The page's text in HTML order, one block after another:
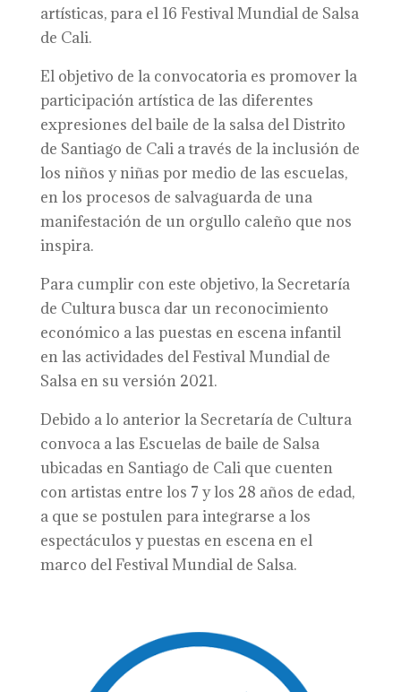
artísticas, para el 16 Festival Mundial de Salsa
de Cali.
El objetivo de la convocatoria es promover la
participación artística de las diferentes
expresiones del baile de la salsa del Distrito
de Santiago de Cali a través de la inclusión de
los niños y niñas por medio de las escuelas,
en los procesos de salvaguarda de una
manifestación de un orgullo caleño que nos
inspira.
Para cumplir con este objetivo, la Secretaría
de Cultura busca dar un reconocimiento
económico a las puestas en escena infantil
en las actividades del Festival Mundial de
Salsa en su versión 2021.
Debido a lo anterior la Secretaría de Cultura
convoca a las Escuelas de baile de Salsa
ubicadas en Santiago de Cali que cuenten
con artistas entre los 7 y los 28 años de edad,
a que se postulen para integrarse a los
espectáculos y puestas en escena en el
marco del Festival Mundial de Salsa.